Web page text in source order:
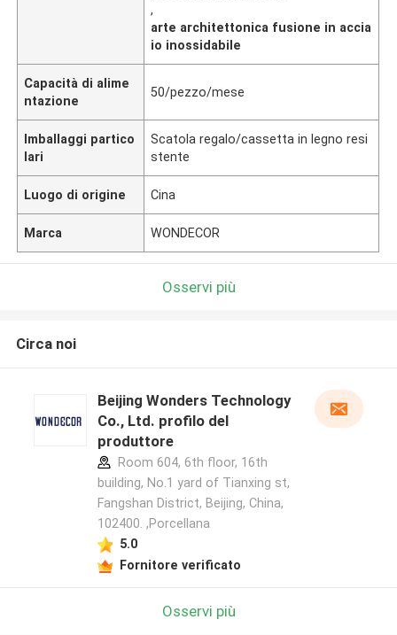
,
arte architettonica fusione in accia
io inossidabile
Capacità di alime
ntazione
50/pezzo/mese
Imballaggi partico
lari
Scatola regalo/cassetta in legno resi
stente
Luogo di origine Cina
Marca WONDECOR
Osservi più
Circa noi
Beijing Wonders Technology
Co., Ltd. profilo del
produttore
Room 604, 6th floor, 16th
building, No.1 yard of Tianxing st,
Fangshan District, Beijing, China,
102400. ,Porcellana
5.0
Fornitore verificato
Osservi più